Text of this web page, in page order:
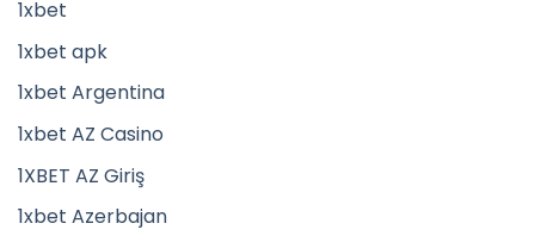
1xbet
1xbet apk
1xbet Argentina
1xbet AZ Casino
1XBET AZ Giriş
1xbet Azerbajan